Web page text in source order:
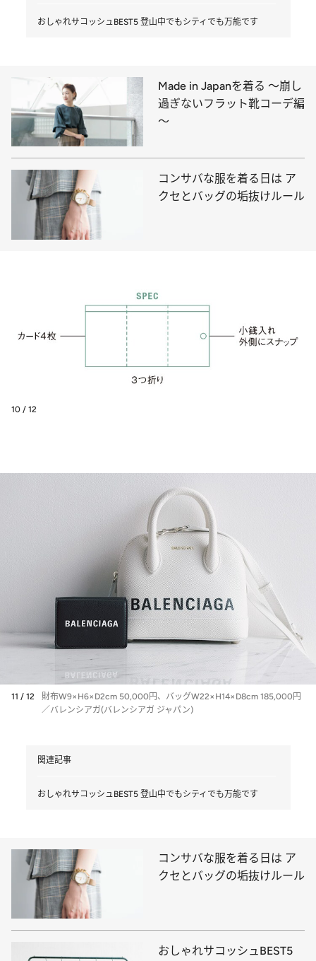
おしゃれサコッシュBEST5 登山中でもシティでも万能です
Made in Japanを着る ～崩し
過ぎないフラット靴コーデ編
～
コンサバな服を着る日は ア
クセとバッグの垢抜けルール
10 / 12
11 / 12
財布W9×H6×D2cm 50,000円、バッグW22×H14×D8cm 185,000円
／バレンシアガ(バレンシアガ ジャパン)
関連記事
おしゃれサコッシュBEST5 登山中でもシティでも万能です
コンサバな服を着る日は ア
クセとバッグの垢抜けルール
おしゃれサコッシュBEST5